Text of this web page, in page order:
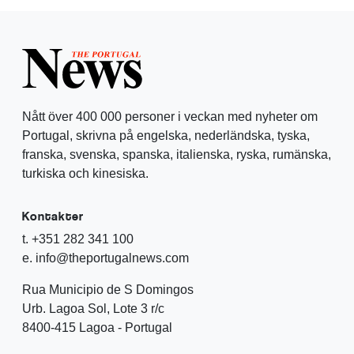
Nått över 400 000 personer i veckan med nyheter om
Portugal, skrivna på engelska, nederländska, tyska,
franska, svenska, spanska, italienska, ryska, rumänska,
turkiska och kinesiska.
Kontakter
t. +351 282 341 100
e. info@theportugalnews.com
Rua Municipio de S Domingos
Urb. Lagoa Sol, Lote 3 r/c
8400-415 Lagoa - Portugal